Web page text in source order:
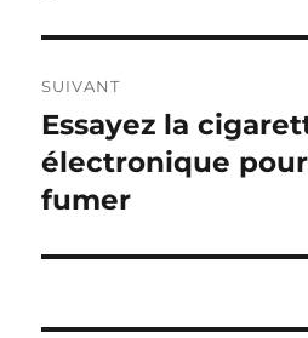
SUIVANT
Publication
suivante :
Essayez la
électronique
fumer